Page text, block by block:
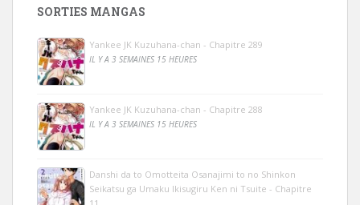
SORTIES MANGAS
Yankee JK Kuzuhana-chan - Chapitre 289
IL Y A 3 SEMAINES 15 HEURES
Yankee JK Kuzuhana-chan - Chapitre 288
IL Y A 3 SEMAINES 15 HEURES
Danshi da to Omotteita Osanajimi to no Shinkon
Seikatsu ga Umaku Ikisugiru Ken ni Tsuite - Chapitre
11